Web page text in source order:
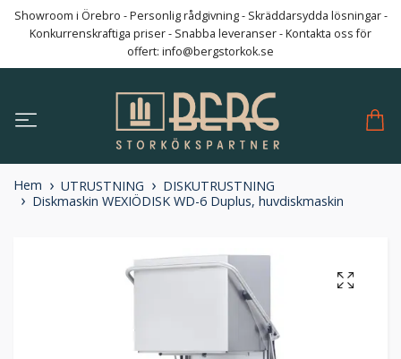
Showroom i Örebro - Personlig rådgivning - Skräddarsydda lösningar -
Konkurrenskraftiga priser - Snabba leveranser - Kontakta oss för
offert: info@bergstorkok.se
Hem UTRUSTNING
DISKUTRUSTNING
Diskmaskin WEXIÖDISK WD-6 Duplus, huvdiskmaskin